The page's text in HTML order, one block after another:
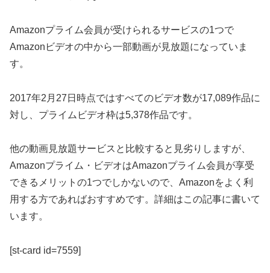
Amazonプライム会員が受けられるサービスの1つで
Amazonビデオの中から一部動画が見放題になっていま
す。
2017年2月27日時点ではすべてのビデオ数が17,089作品に
対し、プライムビデオ枠は5,378作品です。
他の動画見放題サービスと比較すると見劣りしますが、
Amazonプライム・ビデオはAmazonプライム会員が享受
できるメリットの1つでしかないので、Amazonをよく利
用する方であればおすすめです。詳細はこの記事に書いて
います。
[st-card id=7559]